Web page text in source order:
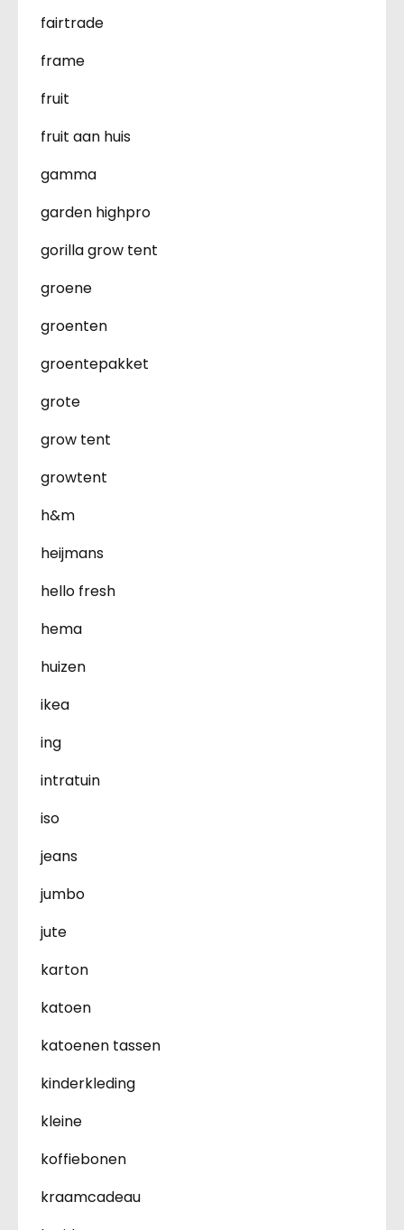
fairtrade
frame
fruit
fruit aan huis
gamma
garden highpro
gorilla grow tent
groene
groenten
groentepakket
grote
grow tent
growtent
h&m
heijmans
hello fresh
hema
huizen
ikea
ing
intratuin
iso
jeans
jumbo
jute
karton
katoen
katoenen tassen
kinderkleding
kleine
koffiebonen
kraamcadeau